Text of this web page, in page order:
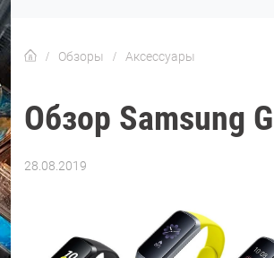
Обзоры Аксессуары
Обзор Samsung
28.08.2019